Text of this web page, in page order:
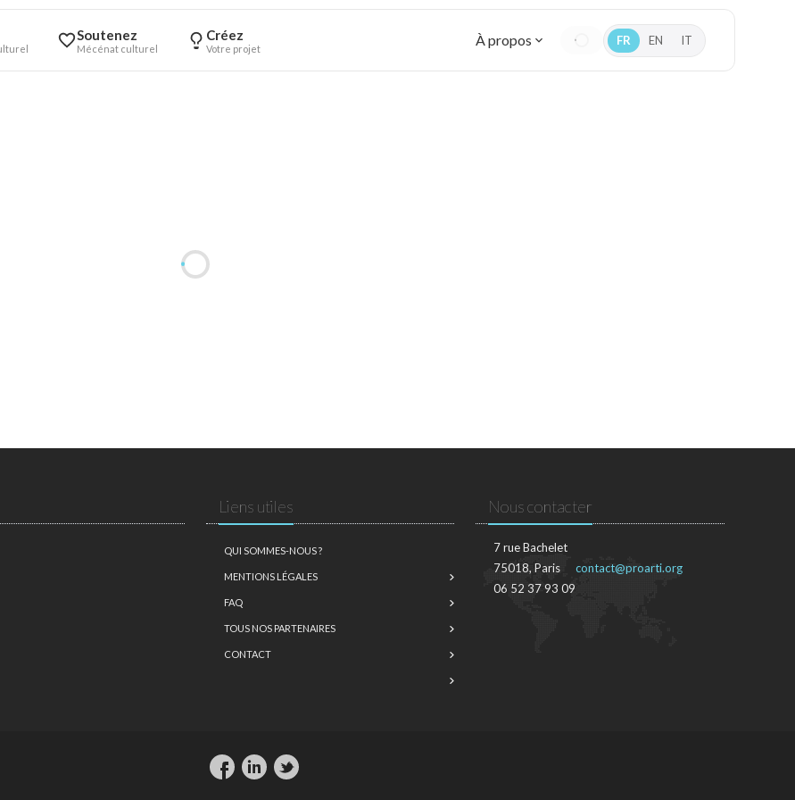
Soutenez
Mécénat culturel
Créez
Votre projet À propos FR EN IT
Liens utiles
QUI SOMMES-NOUS ?
MENTIONS LÉGALES
FAQ
TOUS NOS PARTENAIRES
CONTACT
Nous contacter
7 rue Bachelet
75018, Paris
06 52 37 93 09
contact@proarti.org